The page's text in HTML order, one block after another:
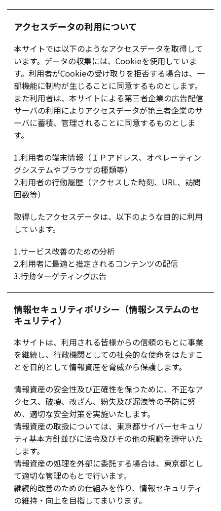
アクセスデータの利用について
本サイトでは以下のようなアクセスデータを取得して
います。データの収集には、Cookieを使用していま
す。利用者がCookieの受け取りを拒否する場合は、一
部機能に制約が生じることに同意するものとします。
また利用者は、本サイトによる第三者企業の広告配信
サーバの利用によりアクセスデータが第三者企業のサ
ーバに蓄積、管理されることに同意するものとしま
す。
1.利用者の端末情報（ＩＰアドレス、オペレーティン
グシステムやブラウザの種類等）
2.利用者の行動履歴（アクセスした時刻、URL、訪問
回数等）
取得したアクセスデータは、以下のような目的に利用
しています。
1.サービス改善のための分析
2.利用者に最適と推定されるコンテンツの配信
3.行動ターゲティング広告
情報セキュリティポリシー（情報システムのセ
キュリティ）
本サイトは、利用される皆様からの信頼のもとに事業
を継続し、行政機関としての社会的な使命をはたすこ
とを目的として情報資産を脅威から保護します。
情報資産の安全性及び正確性を保つために、不正なア
クセス、破壊、改ざん、紛失及び漏洩等の予防に努
め、適切な安全対策を実施いたします。
情報資産の取扱については、東京都サイバーセキュリ
ティ基本方針並びに法令及びその他の規範を遵守いた
します。
情報資産の処理を外部に委託する場合は、東京都とし
て適切な管理のもとで行います。
継続的改善のための仕組みを作り、情報セキュリティ
の維持・向上を目指してまいります。